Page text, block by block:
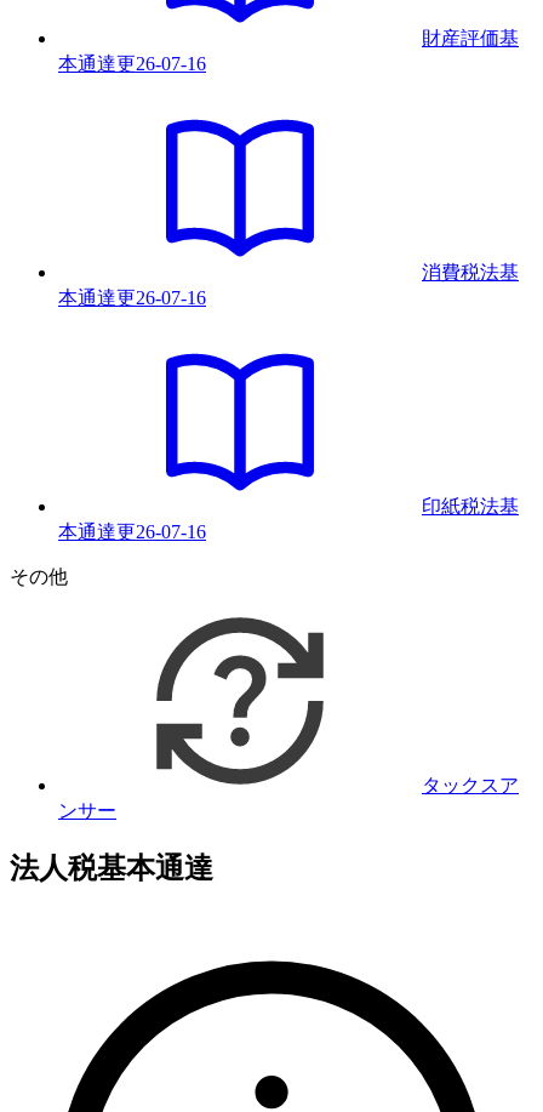
財産評価基
本通達更26-07-16
消費税法基
本通達更26-07-16
印紙税法基
本通達更26-07-16
その他
タックスア
ンサー
法人税基本通達